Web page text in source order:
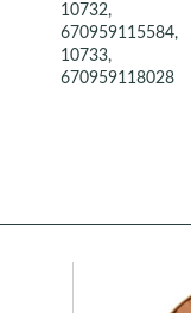
10732,
670959115584,
10733,
670959118028